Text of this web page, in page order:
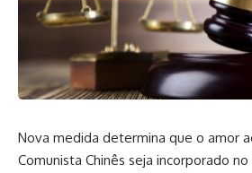
Nova medida determina que o amor
Comunista Chinês seja incorporado